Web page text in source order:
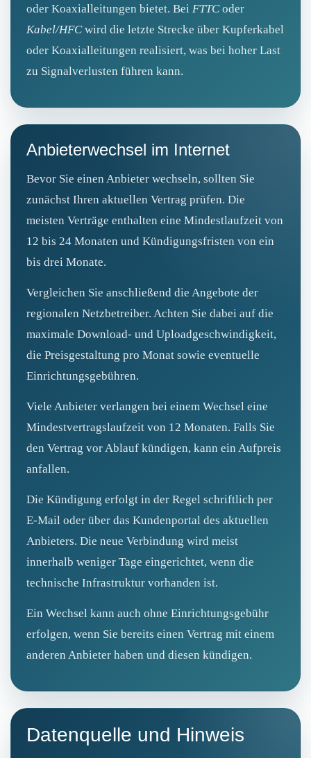
oder Koaxialleitungen bietet. Bei FTTCoder
Kabel/HFCwird die letzte Strecke über Kupferkabel
oder Koaxialleitungen realisiert, was bei hoher Last
zu Signalverlusten führen kann.
Anbieterwechsel im Internet
Bevor Sie einen Anbieter wechseln, sollten Sie
zunächst Ihren aktuellen Vertrag prüfen. Die
meisten Verträge enthalten eine Mindestlaufzeit von
12 bis 24 Monaten und Kündigungsfristen von ein
bis drei Monate.
Vergleichen Sie anschließend die Angebote der
regionalen Netzbetreiber. Achten Sie dabei auf die
maximale Download- und Uploadgeschwindigkeit,
die Preisgestaltung pro Monat sowie eventuelle
Einrichtungsgebühren.
Viele Anbieter verlangen bei einem Wechsel eine
Mindestvertragslaufzeit von 12 Monaten. Falls Sie
den Vertrag vor Ablauf kündigen, kann ein Aufpreis
anfallen.
Die Kündigung erfolgt in der Regel schriftlich per
E‑Mail oder über das Kundenportal des aktuellen
Anbieters. Die neue Verbindung wird meist
innerhalb weniger Tage eingerichtet, wenn die
technische Infrastruktur vorhanden ist.
Ein Wechsel kann auch ohne Einrichtungsgebühr
erfolgen, wenn Sie bereits einen Vertrag mit einem
anderen Anbieter haben und diesen kündigen.
Datenquelle und Hinweis